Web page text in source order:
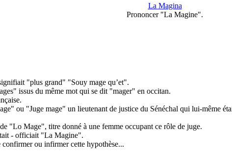
La Magina
Prononcer "La Magine".
"plus grand" "Souy mage qu’et".
issus du même mot qui se dit "mager" en occitan.
ou "Juge mage" un lieutenant de justice du Sénéchal qui lui-même
"Lo Mage", titre donné à une femme occupant ce rôle de juge.
- officiait "La Magine".
ou infirmer cette hypothèse...